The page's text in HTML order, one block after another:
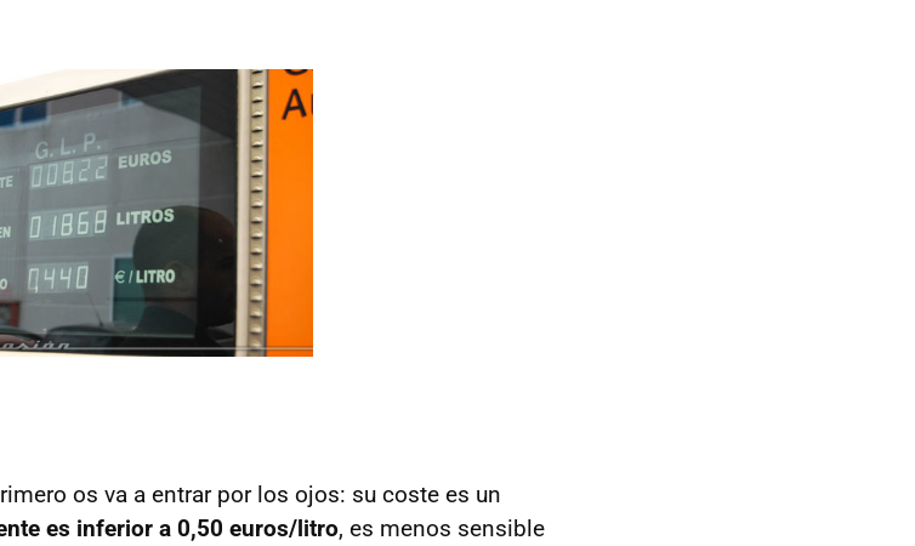
os va a entrar por los ojos: su coste es un
es inferior a 0,50 euros/litro, es menos sensible